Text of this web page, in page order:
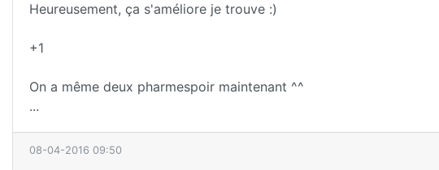
Heureusement, ça s'améliore je trouve :)
+1
On a même deux pharmespoir maintenant ^^
...
08-04-2016 09:50